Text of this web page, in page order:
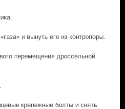
и вынуть его из контропоры.
перемещения дроссельной
крепежные болты и снять